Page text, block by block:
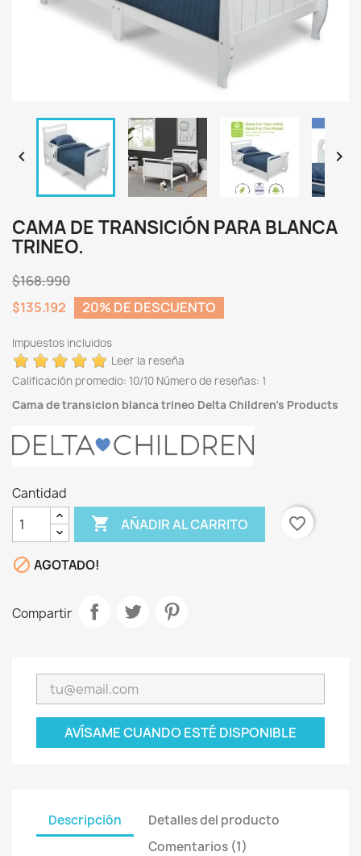
 
CAMA DE TRANSICIÓN PARA BLANCA
TRINEO.
$168.990
$135.192
20% DE DESCUENTO
Impuestos incluidos
Leer la reseña
Calificación promedio: 10/10 Número de reseñas: 1
Cama de transicion blanca trineo Delta Children's Products
Cantidad
 AÑADIR AL CARRITO favorite_border
 AGOTADO!
Compartir
AVÍSAME CUANDO ESTÉ DISPONIBLE
Descripción
Detalles del producto
Comentarios (1)